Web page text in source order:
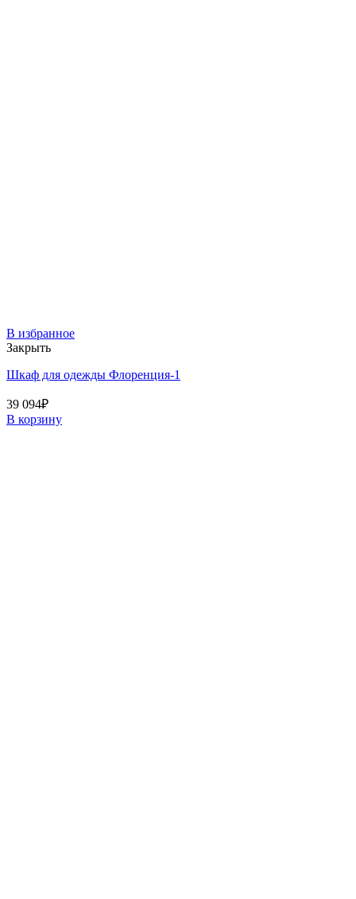
В избранное
Закрыть
Шкаф для одежды Флоренция-1
39 094₽
В корзину